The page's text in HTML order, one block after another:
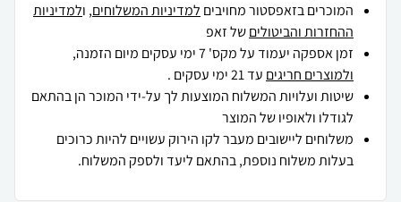
המוכרים בזאפסטור מחויבים למדיניות המשלוחים, ולמדיניות
ההחזרות והביטוליםשל זאפ
זמן אספקה יעמוד על מקס' 7 ימי עסקים מיום הזמנה,
ולמוצרים חריגים עד 21 ימי עסקים .
שיטות ועלויות המשלוח המוצעות לך על-ידי המוכר הן בהתאם
לגודלו ולאופיו של המוצר
משלוחים ליישובים מעבר לקו הירוק עשויים להיות כרוכים
בעלות משלוח נוספת, בהתאם ליעד ולספק המשלוח.